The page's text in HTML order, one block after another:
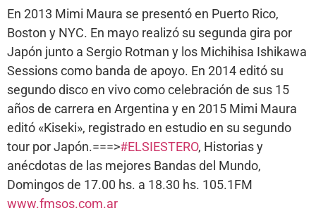
En 2013 Mimi Maura se presentó en Puerto Rico,
Boston y NYC. En mayo realizó su segunda gira por
Japón junto a Sergio Rotman y los Michihisa Ishikawa
Sessions como banda de apoyo. En 2014 editó su
segundo disco en vivo como celebración de sus 15
años de carrera en Argentina y en 2015 Mimi Maura
editó «Kiseki», registrado en estudio en su segundo
tour por Japón.===>#ELSIESTERO, Historias y
anécdotas de las mejores Bandas del Mundo,
Domingos de 17.00 hs. a 18.30 hs. 105.1FM
www.fmsos.com.ar